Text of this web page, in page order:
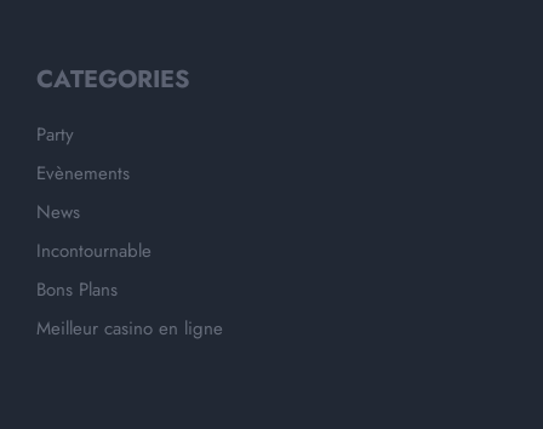
CATEGORIES
Party
Evènements
News
Incontournable
Bons Plans
Meilleur casino en ligne